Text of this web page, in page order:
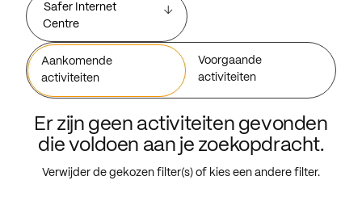
Safer Internet
Centre
Aankomende
activiteiten
Voorgaande
activiteiten
Er zijn geen activiteiten gevonden
die voldoen aan je zoekopdracht.
Verwijder de gekozen filter(s) of kies een andere filter.